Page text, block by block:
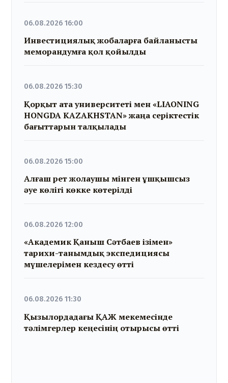
06.08.2026 16:00
Инвестициялық жобаларға байланысты
меморандумға қол қойылды
06.08.2026 15:30
Қорқыт ата университеті мен «LIAONING
HONGDA KAZAKHSTAN» жаңа серіктестік
бағыттарын талқылады
06.08.2026 15:00
Алғаш рет жолаушы мінген ұшқышсыз
әуе көлігі көкке көтерілді
06.08.2026 12:00
«Академик Қаныш Сәтбаев ізімен»
тарихи-танымдық экспедициясы
мүшелерімен кездесу өтті
06.08.2026 11:30
Қызылордадағы ҚАЖ мекемесінде
тәлімгерлер кеңесінің отырысы өтті